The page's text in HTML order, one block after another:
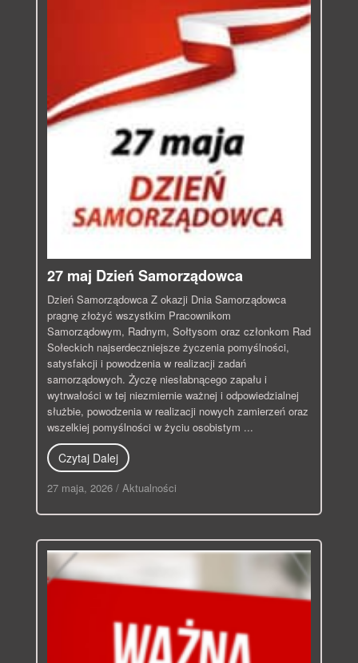
27 maj Dzień Samorządowca
Dzień Samorządowca Z okazji Dnia Samorządowca
pragnę złożyć wszystkim Pracownikom
Samorządowym, Radnym, Sołtysom oraz członkom Rad
Sołeckich najserdeczniejsze życzenia pomyślności,
satysfakcji i powodzenia w realizacji zadań
samorządowych. Życzę niesłabnącego zapału i
wytrwałości w tej niezmiernie ważnej i odpowiedzialnej
służbie, powodzenia w realizacji nowych zamierzeń oraz
wszelkiej pomyślności w życiu osobistym ...
Czytaj Dalej
27 maja, 2026 / Aktualności